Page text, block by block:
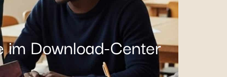
im Download-Center